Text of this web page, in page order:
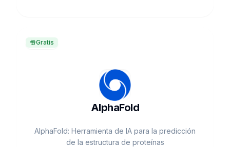
Gratis
AlphaFold
AlphaFold: Herramienta de IA para la predicción
de la estructura de proteínas